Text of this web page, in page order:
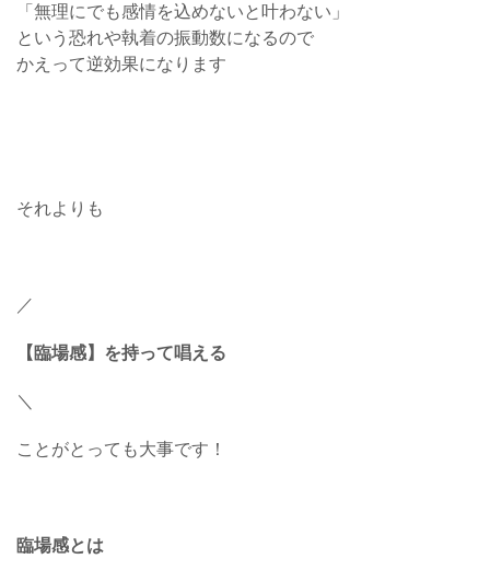
「無理にでも感情を込めないと叶わない」
という恐れや執着の振動数になるので
かえって逆効果になります
それよりも
／
【臨場感】を持って唱える
＼
ことがとっても大事です！
臨場感とは